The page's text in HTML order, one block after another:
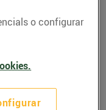
o configurar